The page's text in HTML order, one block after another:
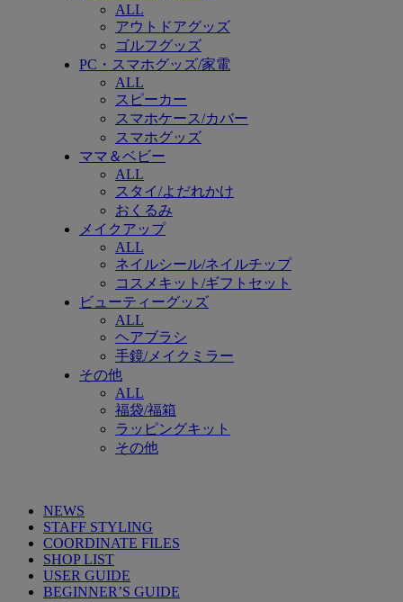
ALL
アウトドアグッズ
ゴルフグッズ
PC・スマホグッズ/家電
ALL
スピーカー
スマホケース/カバー
スマホグッズ
ママ＆ベビー
ALL
スタイ/よだれかけ
おくるみ
メイクアップ
ALL
ネイルシール/ネイルチップ
コスメキット/ギフトセット
ビューティーグッズ
ALL
ヘアブラシ
手鏡/メイクミラー
その他
ALL
福袋/福箱
ラッピングキット
その他
NEWS
STAFF STYLING
COORDINATE FILES
SHOP LIST
USER GUIDE
BEGINNER’S GUIDE